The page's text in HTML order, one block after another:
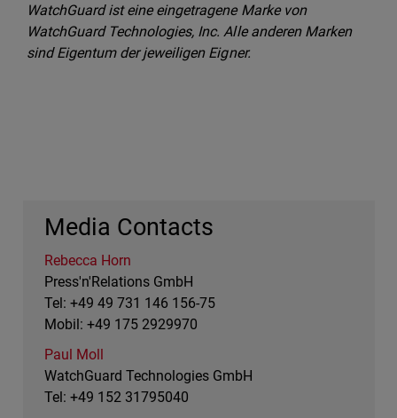
WatchGuard ist eine eingetragene Marke von
WatchGuard Technologies, Inc. Alle anderen Marken
sind Eigentum der jeweiligen Eigner.
Media Contacts
Rebecca Horn
Press'n'Relations GmbH
Tel: +49 49 731 146 156-75
Mobil: +49 175 2929970
Paul Moll
WatchGuard Technologies GmbH
Tel: +49 152 31795040